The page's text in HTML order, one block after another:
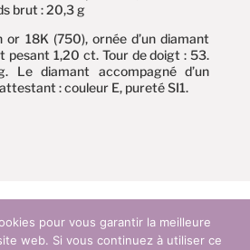
brut : 20,3 g
18K (750), ornée d’un diamant
pesant 1,20 ct. Tour de doigt : 53.
Le diamant accompagné d’un
: couleur E, pureté SI1.
pour vous garantir la meilleure
web. Si vous continuez à utiliser ce